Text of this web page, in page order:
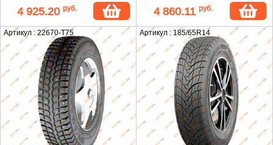
4 925.20 руб. 4 860.11 руб.
Артикул : 22670-T75 Артикул : 185/65R14